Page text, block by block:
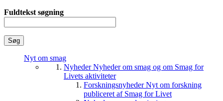
Fuldtekst søgning
Nyt om smag
NyhederNyheder om smag og om Smag for
Livets aktiviteter
ForskningsnyhederNyt om forskning
publiceret af Smag for Livet